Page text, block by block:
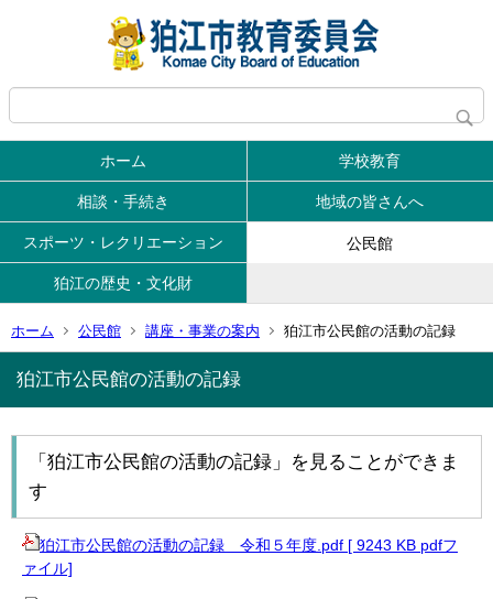
ホーム 学校教育
相談・手続き 地域の皆さんへ
スポーツ・レクリエーション 公民館
狛江の歴史・文化財
ホーム 公民館 講座・事業の案内 狛江市公民館の活動の記録
狛江市公民館の活動の記録
「狛江市公民館の活動の記録」を見ることができま
す
狛江市公民館の活動の記録 令和５年度.pdf [ 9243 KB pdfフ
ァイル]